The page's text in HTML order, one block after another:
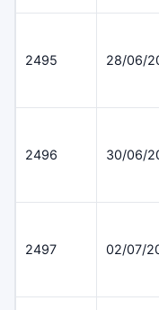
2495 28/06/
2496 30/06/
2497 02/07/